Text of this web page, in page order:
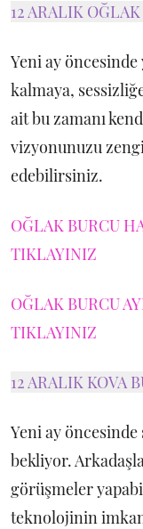
12 ARALIK
Yeni ay öncesinde
kalmaya,
ait bu zamanı
vizyonunuzu
edebilirsiniz.
OĞLAK BURCU
TIKLAYINIZ
OĞLAK BURCU
TIKLAYINIZ
12 ARALIK KOVA
Yeni ay
bekliyor.
görüşmeler
teknolojinin